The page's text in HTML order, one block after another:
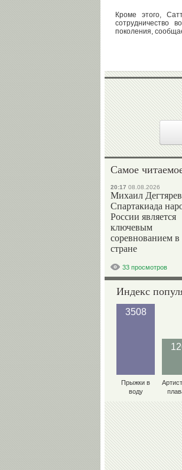
Кроме этого,
сотрудничество
поколения,
Самое
20:17 08.08.2026
Михаил
Спартакиада
России является
ключевым
соревнованием в
стране
33 просмотров
Индекс
3508
Прыжки в
воду